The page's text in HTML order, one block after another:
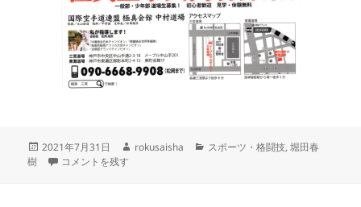
投
稿
2021年7月31日
作
rokusaisha
カ
スポーツ・格闘技,堀田春
樹
千葉から世界へ、新しい世代の興行、千葉キック2021開催！ 堀田
コメントを残す